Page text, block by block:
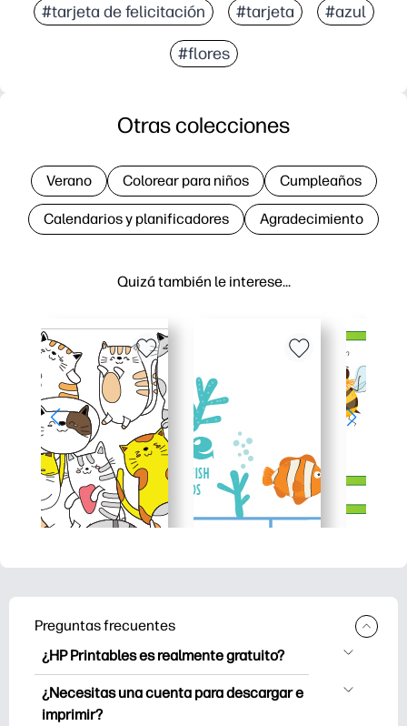
#tarjeta de felicitación #tarjeta #azul
#flores
Quizá también le interese…
Otras colecciones
Verano Colorear para niños Cumpleaños
Calendarios y planificadores Agradecimiento
Preguntas frecuentes
¿HP Printables es realmente gratuito?
HP Printables ofrece más de 2500
imprimibles gratuitos para descargar e
¿Necesitas una cuenta para descargar e
imprimir?